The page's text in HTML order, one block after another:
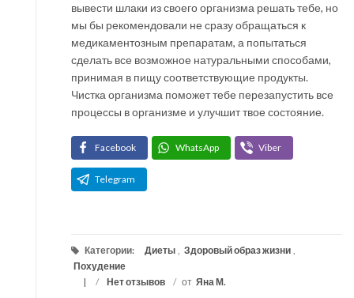
вывести шлаки из своего организма решать тебе, но
мы бы рекомендовали не сразу обращаться к
медикаментозным препаратам, а попытаться
сделать все возможное натуральными способами,
принимая в пищу соответствующие продукты.
Чистка организма поможет тебе перезапустить все
процессы в организме и улучшит твое состояние.
Facebook WhatsApp Viber
Telegram
Категории: Диеты , Здоровый образ жизни ,
Похудение
/
Нет отзывов / от Яна М.